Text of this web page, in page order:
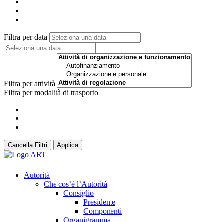
Filtra per data
Filtra per attività
Filtra per modalità di trasporto
Cancella Filtri Applica
Autorità
Che cos’è l’Autorità
Consiglio
Presidente
Componenti
Organigramma